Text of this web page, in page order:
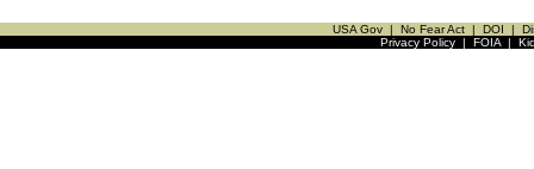
USA Gov | No Fear Act | DOI |
Privacy Policy| FOIA|